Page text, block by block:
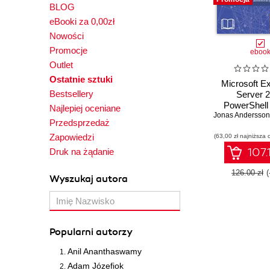
BLOG
eBooki za 0,00zł
Nowości
Promocje
Outlet
Ostatnie sztuki
Bestsellery
Najlepiej oceniane
Przedsprzedaż
Zapowiedzi
Druk na żądanie
Wyszukaj autora
Popularni autorzy
Anil Ananthaswamy
Adam Józefiok
ebook
Microsoft
Server
przepisów.
Jonas Andersson
(63,00 zł najniższa
126.00 zł